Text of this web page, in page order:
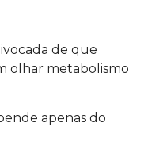
de que
olhar metabolismo
apenas do